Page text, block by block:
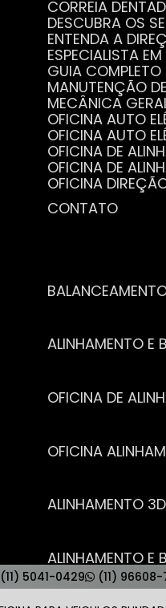
CORREIA
DESCUBRA OS
ENTENDA A
ESPECIALISTA
GUIA
MANUTENÇÃO
MECÂNICA
OFICINA AUTO
OFICINA AUTO
OFICINA DE
OFICINA DE
OFICINA
OFICINA
POR QUE A
SERVIÇO DE
VANTAGENS
CONTATO
ALINHAMENTO
OFICINA DE
OFICINA
ALINHAMENTO
ALINHAMENTO
5041-0429 (11) 96608-